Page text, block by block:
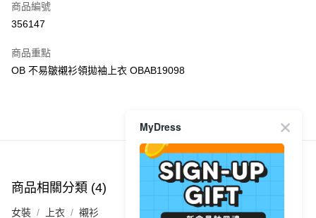
Apple Pay
PayMe
每筆HK$40.00，滿HK$350.00或以上免運費
付款後順豐站及營業點
每筆HK$40.00，滿HK$350.00或以上免運費
商品編號
356147
商品重點
OB 不易皺襯衫領拋袖上衣 OBAB19098
商品推薦
商品相關分類 (4)
女裝 上衣 襯衫
MyDress